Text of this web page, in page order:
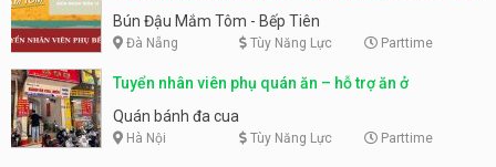
Tiên
Bún Đậu Mắm Tôm - Bếp Tiên
Đà Nẵng Tùy Năng Lực Parttime
Tuyển nhân viên phụ quán ăn – hỗ trợ ăn ở
Quán bánh đa cua
Hà Nội Tùy Năng Lực Parttime